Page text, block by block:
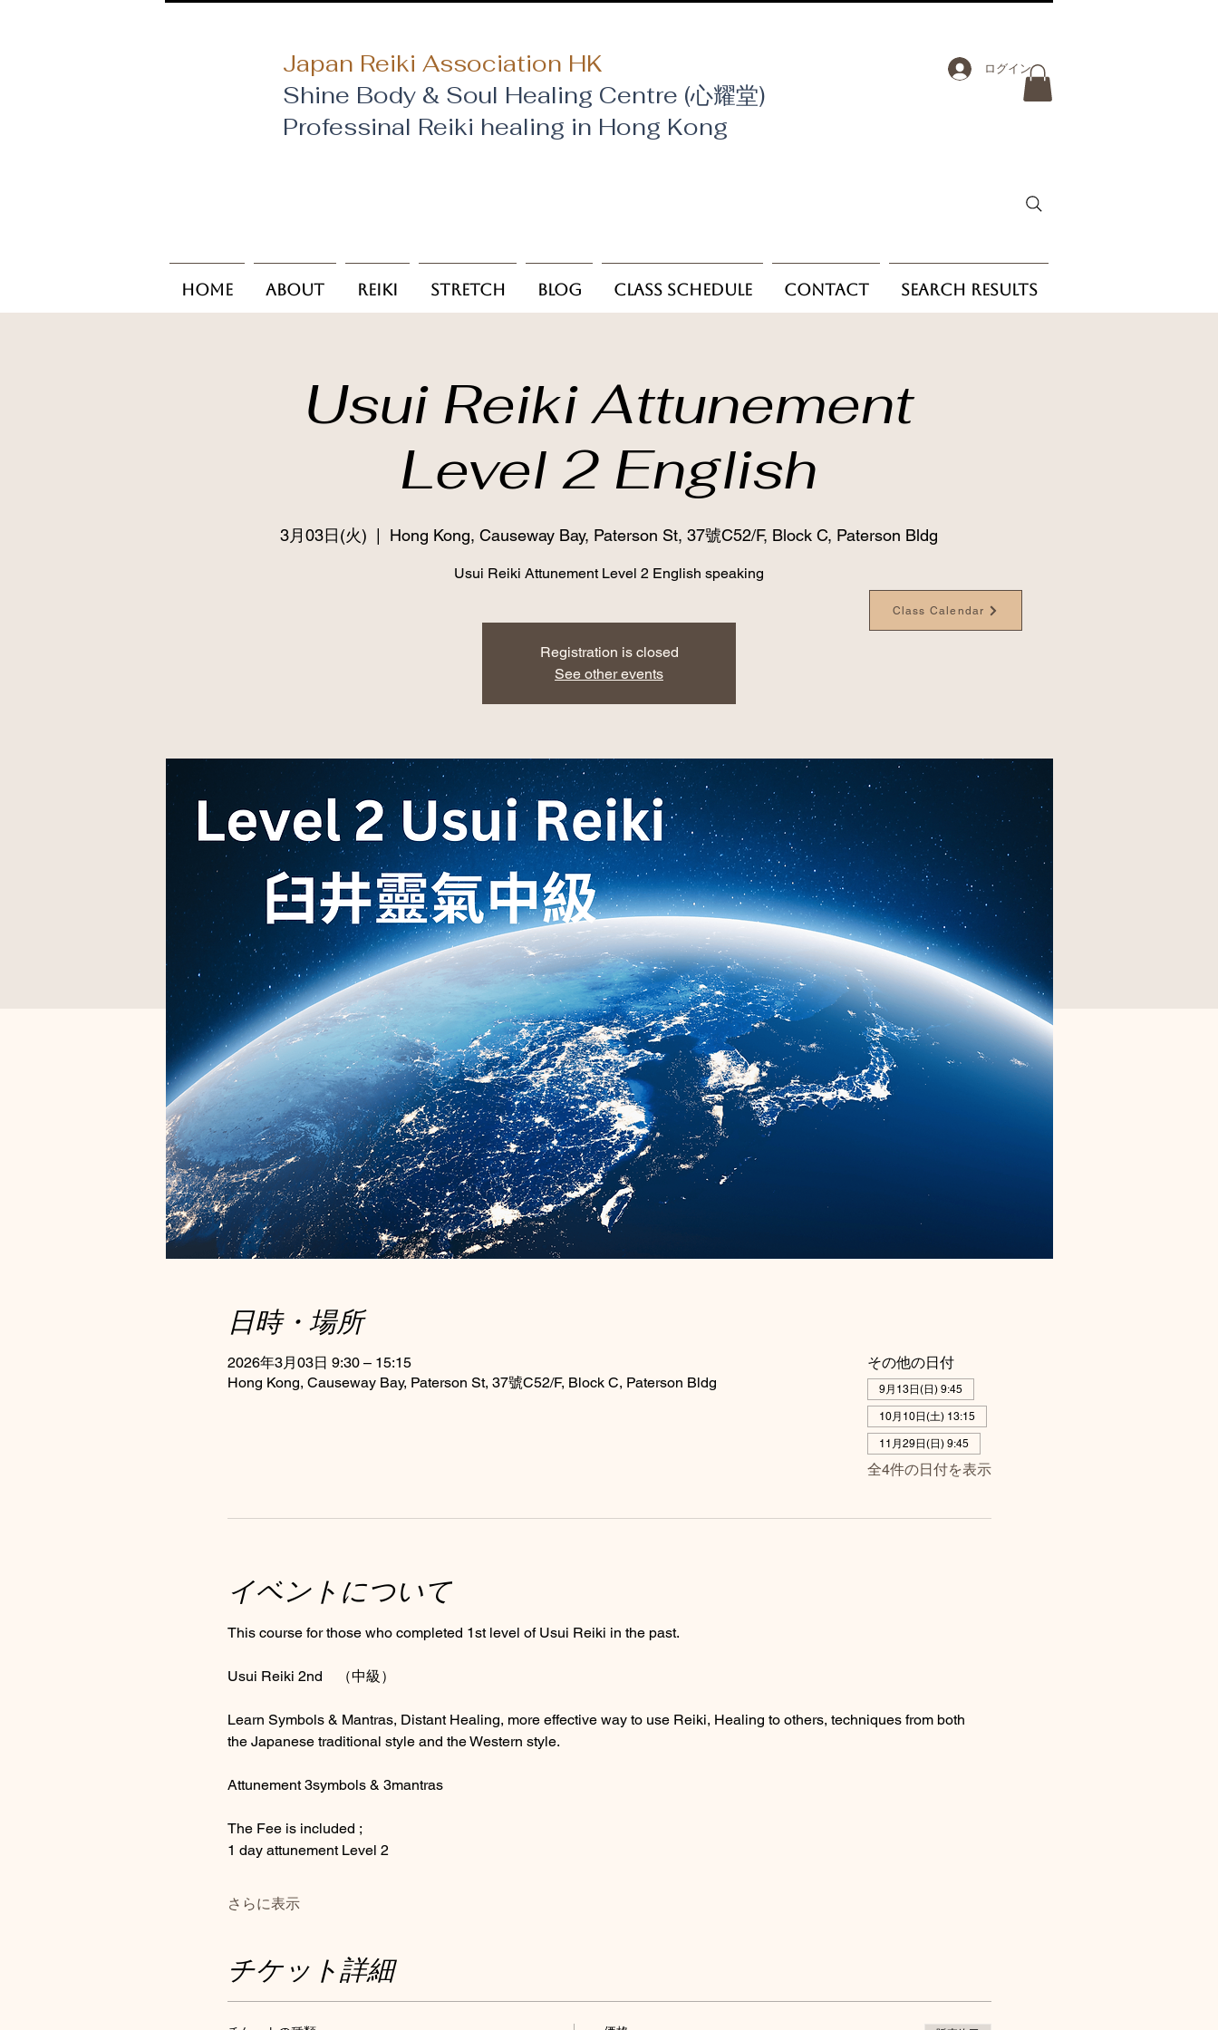
Japan Reiki Association HK
Shine Body & Soul Healing Centre (心耀堂)
​Professinal Reiki healing in Hong Kong
ログイン
Home About Reiki Stretch Blog Class Schedule Contact Search Results
Usui Reiki Attunement
Level 2 English
3月03日(火) Hong Kong, Causeway Bay, Paterson St, 37號C52/F, Block C, Paterson Bldg
Usui Reiki Attunement Level 2 English speaking
Registration is closed
See other events
日時・場所
2026年3月03日 9:30 – 15:15
Hong Kong, Causeway Bay, Paterson St, 37號C52/F, Block C, Paterson Bldg
その他の日付
9月13日(日) 9:45
10月10日(土) 13:15
11月29日(日) 9:45
全4件の日付を表示
イベントについて
This course for those who completed 1st level of Usui Reiki in the past.
Usui Reiki 2nd　（中級）
Learn Symbols & Mantras, Distant Healing, more effective way to use Reiki, Healing to others, techniques from both
the Japanese traditional style and the Western style.
Attunement 3symbols & 3mantras
The Fee is included ;
1 day attunement Level 2
さらに表示
チケット詳細
Class Calendar